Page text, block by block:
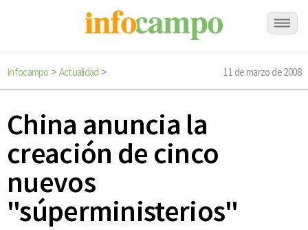
Infocampo > Actualidad > 11 de marzo de 2008
China anuncia la
creación de cinco
nuevos
"súperministerios"